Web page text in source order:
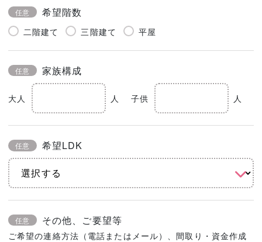
任意 希望階数
二階建て 三階建て 平屋
任意 家族構成
大人 人 子供 人
任意 希望LDK
任意 その他、ご要望等
ご希望の連絡方法（電話またはメール）、間取り・資金作成